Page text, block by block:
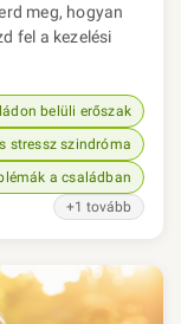
meg, hogyan
fel a kezelési
belüli erőszak
stressz szindróma
a családban
+1 tovább